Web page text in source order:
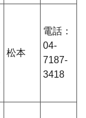
松本
電話：
04-
7187-
3418